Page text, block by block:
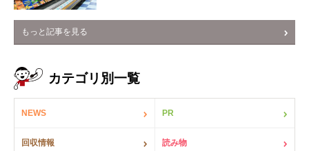
もっと記事を見る
カテゴリ別一覧
NEWS PR
回収情報 読み物